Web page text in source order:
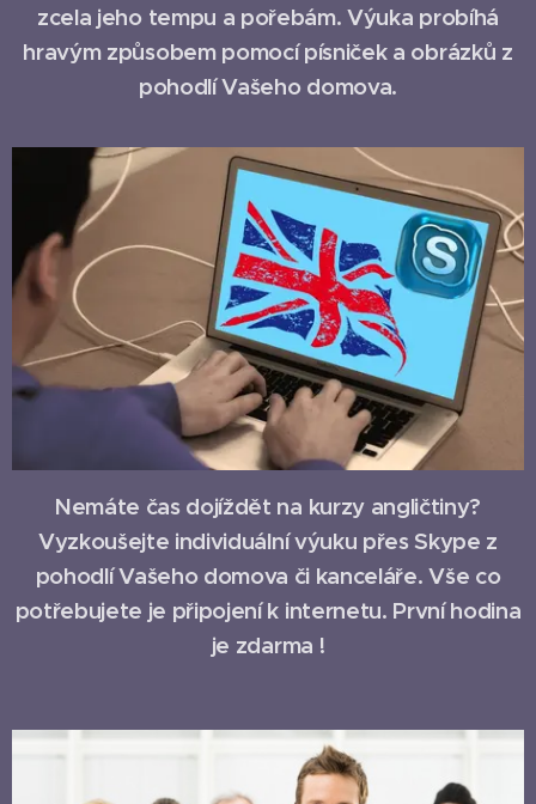
zcela jeho tempu a pořebám. Výuka probíhá
hravým způsobem pomocí písniček a obrázků z
pohodlí Vašeho domova.
Nemáte čas dojíždět na kurzy angličtiny?
Vyzkoušejte individuální výuku přes Skype z
pohodlí Vašeho domova či kanceláře. Vše co
potřebujete je připojení k internetu. První hodina
je zdarma !